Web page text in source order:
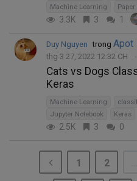
Machine Learning
3.3K 3 1
Duy Nguyen trong Apot
thg 3 27, 2022 12:32 CH
Cats vs Dogs
Keras
Machine Learning
Jupyter Notebook
Keras
2.5K 3 0
1 2